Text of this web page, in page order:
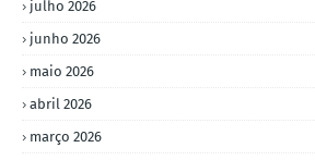
julho 2026
junho 2026
maio 2026
abril 2026
março 2026